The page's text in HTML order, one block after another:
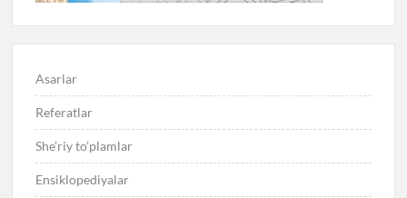
Asarlar
Referatlar
She’riy to’plamlar
Ensiklopediyalar